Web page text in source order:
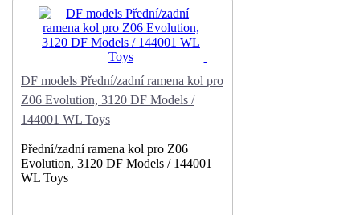
DF models Přední/zadní ramena kol pro
Z06 Evolution, 3120 DF Models /
144001 WL Toys
Přední/zadní ramena kol pro Z06
Evolution, 3120 DF Models / 144001
WL Toys